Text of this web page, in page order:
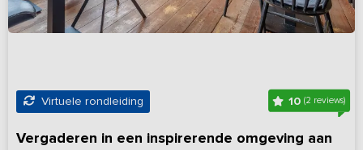
Virtuele rondleiding 10 (2 reviews)
Vergaderen in een inspirerende omgeving aan